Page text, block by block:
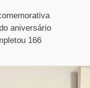
aniversário
166